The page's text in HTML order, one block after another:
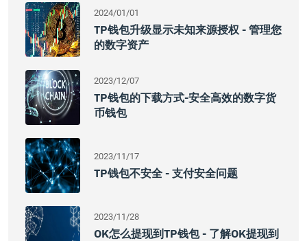
2024/01/01
TP钱包升级显示未知来源授权 - 管理您
的数字资产
2023/12/07
TP钱包的下载方式-安全高效的数字货
币钱包
2023/11/17
TP钱包不安全 - 支付安全问题
2023/11/28
OK怎么提现到TP钱包 - 了解OK提现到